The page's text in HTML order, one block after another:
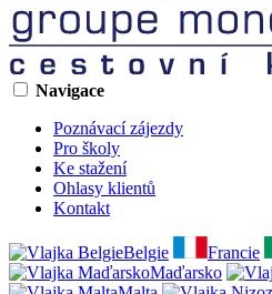
Navigace
Poznávací zájezdy
Pro školy
Ke stažení
Ohlasy klientů
Kontakt
Belgie Francie
Maďarsko